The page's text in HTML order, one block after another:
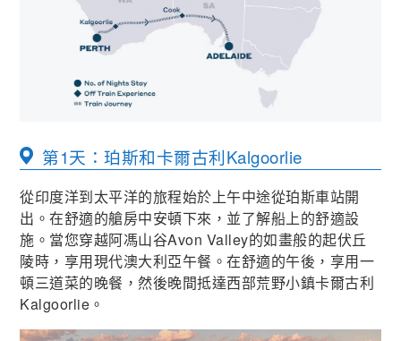
第1天：珀斯和卡爾古利Kalgoorlie
從印度洋到太平洋的旅程始於上午中途從珀斯車站開
出。在舒適的艙房中安頓下來，並了解船上的舒適設
施。當您穿越阿馮山谷Avon Valley的如畫般的起伏丘
陵時，享用現代澳大利亞午餐。在舒適的午後，享用一
頓三道菜的晚餐，然後晚間抵達西部荒野小鎮卡爾古利
Kalgoorlie。